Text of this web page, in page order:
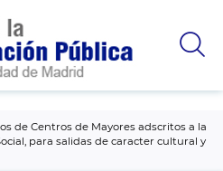
de Centros de Mayores adscritos a la
para salidas de caracter cultural y